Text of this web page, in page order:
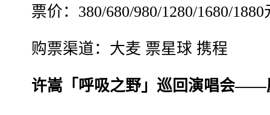
票价：380/680/980/1280/1680/1880
购票渠道：大麦 票星球 携程
许嵩「呼吸之野」巡回演唱会——